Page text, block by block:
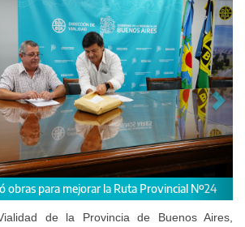
Provincial Nº24
Las intervenciones
de la Provincia de Buenos Aires,